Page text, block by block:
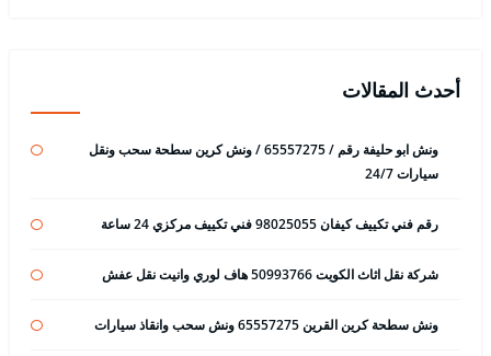
أحدث المقالات
ونش ابو حليفة رقم / 65557275 / ونش كرين سطحة سحب ونقل
سيارات 24/7
رقم فني تكييف كيفان 98025055 فني تكييف مركزي 24 ساعة
شركة نقل اثاث الكويت 50993766 هاف لوري وانيت نقل عفش
ونش سطحة كرين القرين 65557275 ونش سحب وانقاذ سيارات